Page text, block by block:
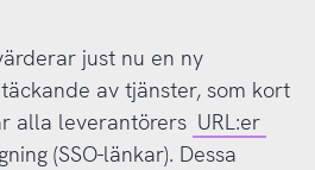
just nu en ny
av tjänster, som kort
alla leverantörers URL:er
(SSO-länkar). Dessa